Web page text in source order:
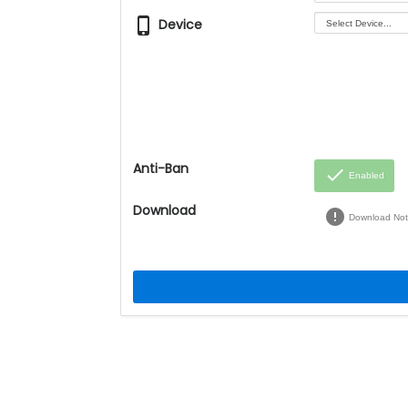
phone_iphone Device
Anti-Ban done Enabled
Download error Download